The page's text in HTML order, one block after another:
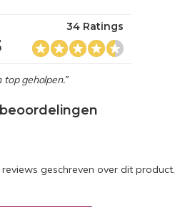
34 Ratings
top geholpen.”
geschreven over dit product.